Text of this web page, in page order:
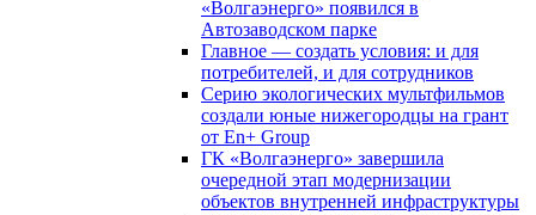
«Волгаэнерго» появился в
Автозаводском парке
Главное — создать условия: и для
потребителей, и для сотрудников
Серию экологических мультфильмов
создали юные нижегородцы на грант
от En+ Group
ГК «Волгаэнерго» завершила
очередной этап модернизации
объектов внутренней инфраструктуры